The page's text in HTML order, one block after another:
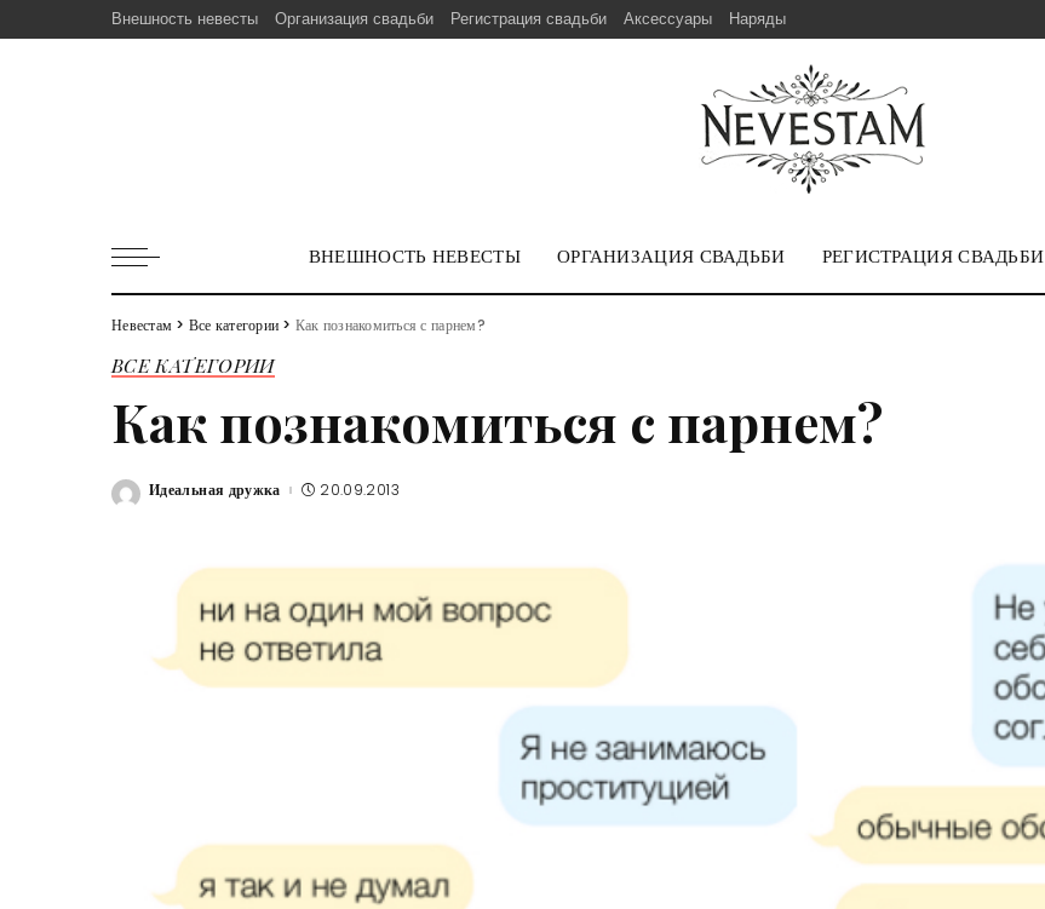
Внешность невесты Организация свадьби Регистрация свадьби Аксессуары Наряды
ВНЕШНОСТЬ НЕВЕСТЫ ОРГАНИЗАЦИЯ СВАДЬБИ РЕГИСТРАЦИЯ СВАДЬБИ
Невестам > Все категории > Как познакомиться с парнем?
ВСЕ КАТЕГОРИИ
Как познакомиться с парнем?
Posted
Идеальная дружка 20.09.2013